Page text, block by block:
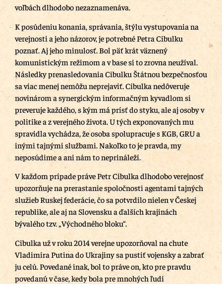
voľbách dlhodobo nezaznamenáva.
K posúdeniu konania, správania, štýlu vystupovania na
verejnosti a jeho názorov, je potrebné Petra Cibulku
poznať. Aj jeho minulosť. Bol päť krát väznený
komunistickým režimom a v base si to zrovna neužíval.
Následky prenasledovania Cibulku Štátnou bezpečnosťou
sa viac menej nemôžu neprejaviť. Cibulka nedôveruje
novinárom a synergickým informačným kyvadlom si
preveruje každého, s kým má prísť do styku, ale aj osoby v
politike a z verejného života. U tých exponovaných mu
spravidla vychádza, že osoba spolupracuje s KGB, GRU a
inými tajnými službami. Nakoľko to je pravda, my
neposúdime a ani nám to neprináleží.
V každom prípade práve Petr Cibulka dlhodobo verejnosť
upozorňuje na prerastanie spoločnosti agentami tajných
služieb Ruskej federácie, čo sa potvrdilo nielen v Českej
republike, ale aj na Slovensku a ďalších krajinách
bývalého tzv. „Východného bloku“.
Cibulka už v roku 2014 verejne upozorňoval na chute
Vladimira Putina do Ukrajiny sa pustiť vojensky a zabrať
ju celú. Povedané inak, bol to práve on, kto pre pravdu
povedanú v čase, kedy bola pre mnohých ľudí